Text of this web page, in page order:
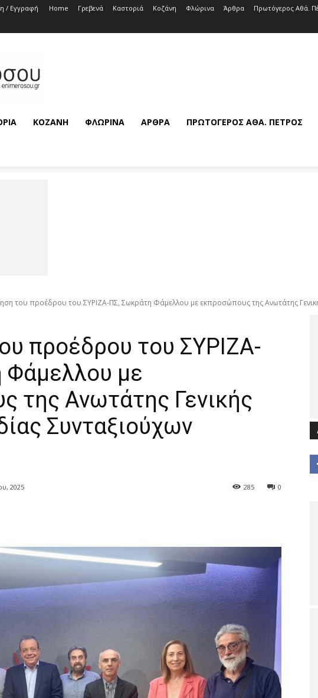
/ Εγγραφή Home Γρεβενά Καστοριά Κοζάνη Φλώρινα Άρθρα Πρωτόγερος Αθά.
ΚΟΖΆΝΗ ΦΛΏΡΙΝΑ ΆΡΘΡΑ ΠΡΩΤΌΓΕΡΟΣ ΑΘΆ. ΠΈΤΡΟΣ
του προέδρου του ΣΥΡΙΖΑ-ΠΣ, Σωκράτη Φάμελλου με εκπροσώπους της Ανωτάτης
προέδρου του ΣΥΡΙΖΑ-
με
της Ανωτάτης Γενικής
Συνταξιούχων
2025 0
285